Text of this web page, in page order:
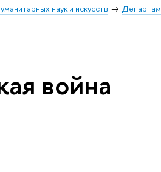
наук и искусств
война